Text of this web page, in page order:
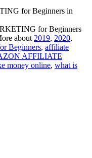
for Beginners in
for Beginners
about 2019, 2020,
Beginners, affiliate
AFFILIATE
money online, what is